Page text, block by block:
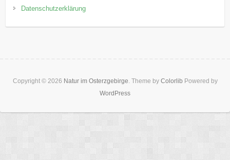
Datenschutzerklärung
Copyright © 2026 Natur im Osterzgebirge. Theme by Colorlib Powered by
WordPress